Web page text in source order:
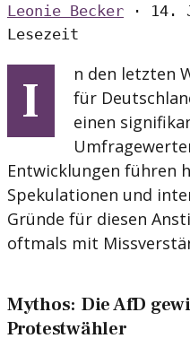
Leonie Becker · 14.
Lesezeit
I
n den letzten
für
einen
Entwicklungen führen
Spekulationen und
Gründe für diesen
oftmals mit
Mythos: Die AfD
Protestwähler